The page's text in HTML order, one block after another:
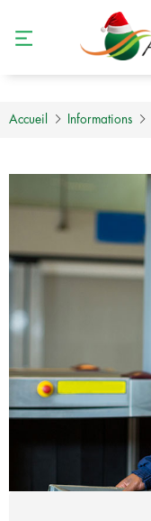
Accueil Informations